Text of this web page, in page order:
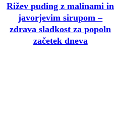
Rižev puding z malinami in
javorjevim sirupom –
zdrava sladkost za popoln
začetek dneva